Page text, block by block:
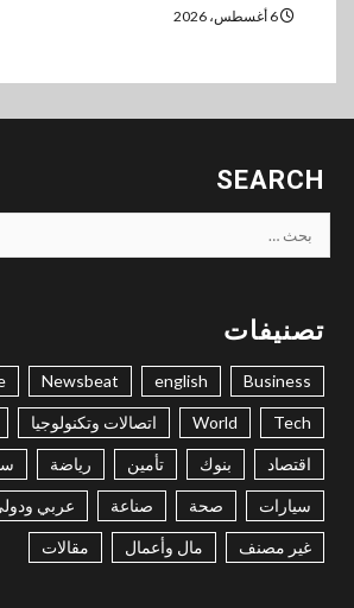
SEARCH
البحث
عن:
تصنيفات
Business
english
Newsbeat
Tech
World اتصالات وتكنولوجيا
اقتصاد بنوك تأمين رياضة
سيارات صحة صناعة عربي
غير مصنف مال وأعمال مقالات